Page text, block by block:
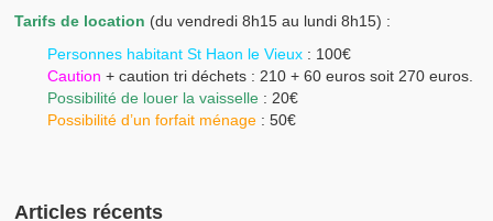
Localisation
Plan
Mairie
Tarifs de location (du vendredi 8h15 au lundi 8h15) :
Personnes habitant St Haon le Vieux : 100€
Caution + caution tri déchets : 210 + 60 euros soit 270 euros.
Possibilité de louer la vaisselle : 20€
Possibilité d’un forfait ménage : 50€
Articles récents